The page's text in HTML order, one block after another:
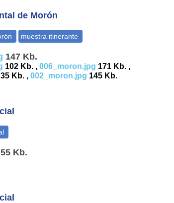
de Morón
147 Kb.
102 Kb. , 006_moron.jpg 171 Kb. ,
35 Kb. , 002_moron.jpg 145 Kb.
55 Kb.